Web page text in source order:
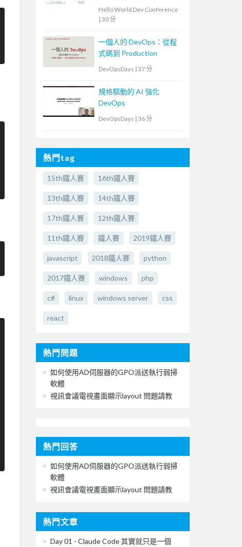
Hello World Dev Conference
| 30 分
一個人的 DevOps：從程
式碼到 Production
DevOpsDays | 37 分
規格驅動的 AI 強化
DevOps
DevOpsDays | 36 分
熱門tag
15th鐵人賽 16th鐵人賽
13th鐵人賽 14th鐵人賽
17th鐵人賽 12th鐵人賽
11th鐵人賽 鐵人賽 2019鐵人賽
javascript 2018鐵人賽 python
2017鐵人賽 windows php
c# linux windows server css
react
熱門問題
如何使用AD伺服器的GPO派送執行弱掃
軟體
視訊會議電視畫面顯示layout 問題請教
熱門回答
如何使用AD伺服器的GPO派送執行弱掃
軟體
視訊會議電視畫面顯示layout 問題請教
熱門文章
Day 01 - Claude Code 其實就只是一個